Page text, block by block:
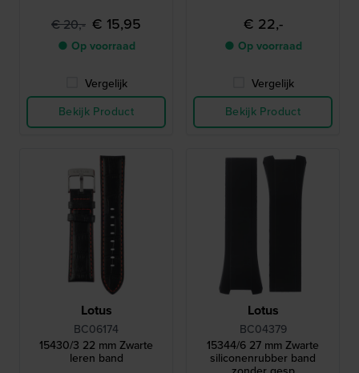
€ 20,- € 15,95
● Op voorraad
Vergelijk
Bekijk Product
€ 22,-
● Op voorraad
Vergelijk
Bekijk Product
Lotus
BC06174
15430/3 22 mm Zwarte
leren band
Lotus
BC04379
15344/6 27 mm Zwarte
siliconenrubber band